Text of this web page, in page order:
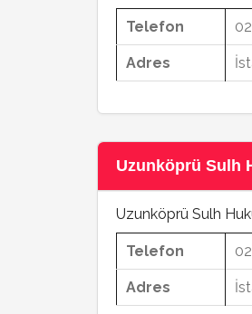
Telefon
Adres
Uzunköprü Sulh
Uzunköprü Sulh
Telefon
Adres